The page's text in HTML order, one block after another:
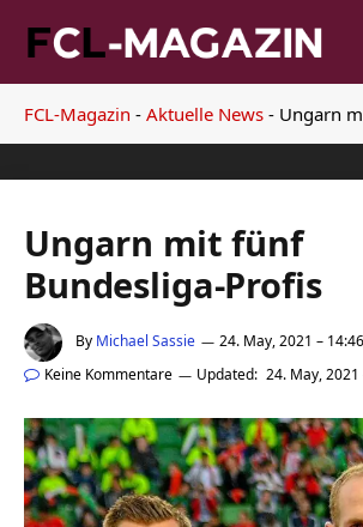
FCL-Magazin - Aktuelle News - Ungarn mit
Ungarn mit fünf
Bundesliga-Profis
By Michael Sassie
24. May, 2021 – 14:46
Keine Kommentare
Updated: 24. May, 2021